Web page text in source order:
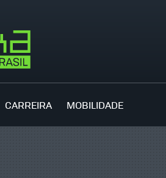
CARREIRA MOBILIDADE